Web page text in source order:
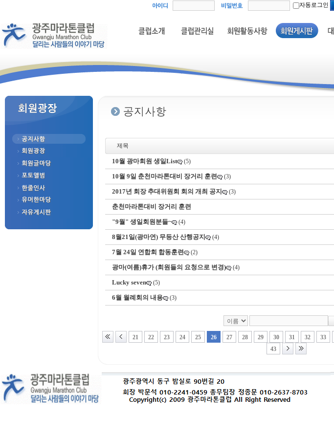
자동로그인
제목
10월 광마회원 생일List (5)
10월 9일 춘천마라톤대비 장거리 훈련 (3)
2017년 회장 추대위원회 회의 개최 공지 (3)
춘천마라톤대비 장거리 훈련
"9월" 생일회원분들~ (4)
8월21일(광마연) 무등산 산행공지 (4)
7월 24일 연합회 합동훈련 (2)
광마(여름)휴가 (회원들의 요청으로 변경) (4)
Lucky seven (5)
6월 월례회의 내용 (3)
21 22 23 24 25 26 27 28 29 30 31 32 33
43